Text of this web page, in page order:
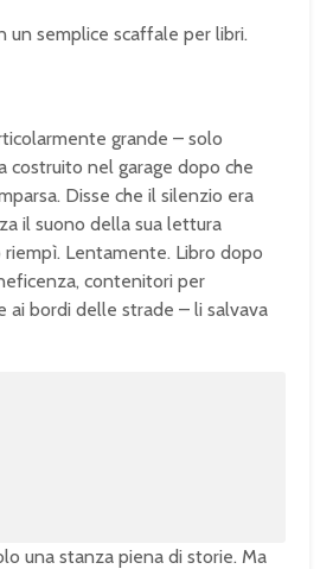
un semplice scaffale per libri.
grande – solo
costruito nel garage dopo che
Disse che il silenzio era
il suono della sua lettura
Lentamente. Libro dopo
contenitori per
ai bordi delle strade – li salvava
una stanza piena di storie. Ma